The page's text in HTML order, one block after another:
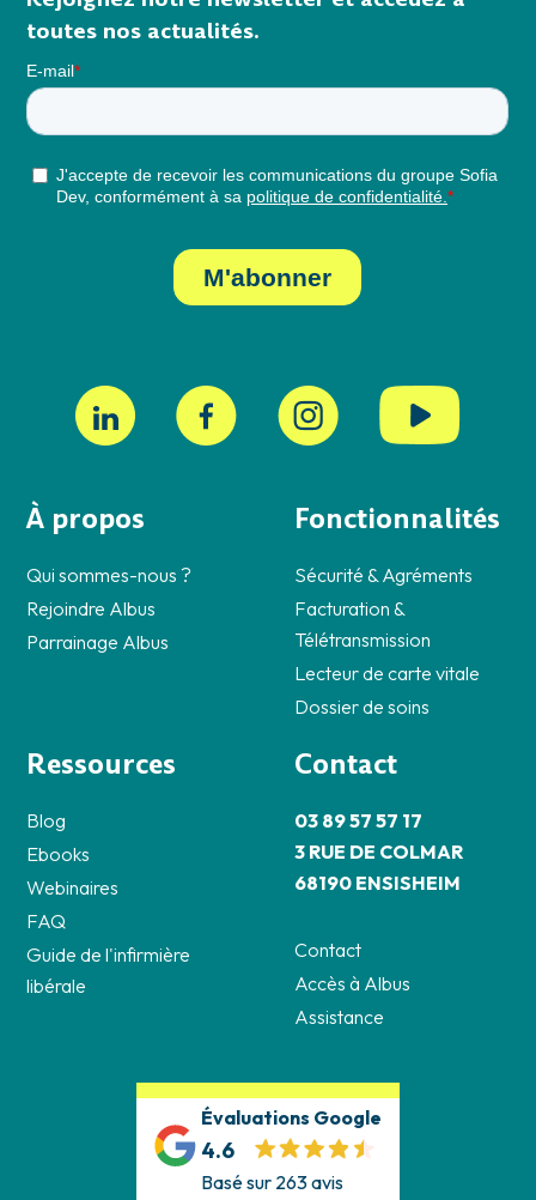
À propos
Qui sommes-nous ?
Rejoindre Albus
Parrainage Albus
Fonctionnalités
Sécurité & Agréments
Facturation &
Télétransmission
Lecteur de carte vitale
Dossier de soins
Ressources
Blog
Ebooks
Webinaires
FAQ
Guide de l'infirmière
libérale
Contact
03 89 57 57 17
3 RUE DE COLMAR
68190 ENSISHEIM
Contact
Accès à Albus
Assistance
Évaluations Google
4.6
Basé sur 263 avis
toutes nos actualités.